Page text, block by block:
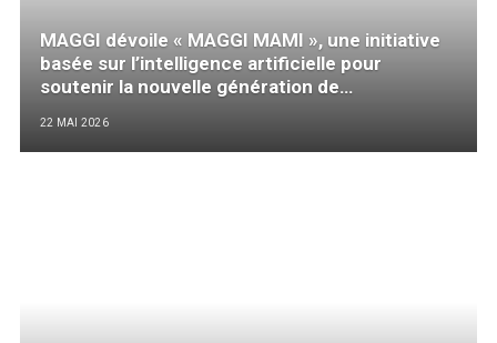
MAGGI dévoile « MAGGI MAMI », une initiative
basée sur l’intelligence artificielle pour
soutenir la nouvelle génération de
Afrique (Communiqué)
22 MAI 2026